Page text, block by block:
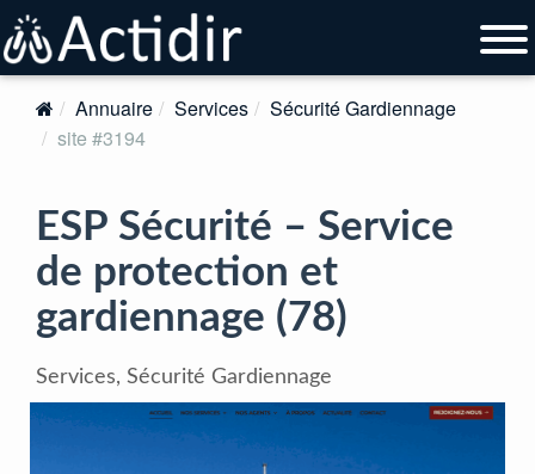
Annuaire Services
Sécurité Gardiennage
site #3194
ESP Sécurité – Service
de protection et
gardiennage (78)
Services, Sécurité Gardiennage